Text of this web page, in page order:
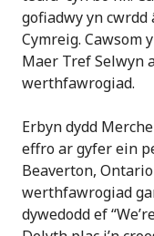
gofiadwy yn
Cymreig. Cawsom
Maer Tref Selwyn
werthfawrogiad.
Erbyn dydd
effro ar gyfer ein
Beaverton,
werthfawrogiad
dywedodd ef